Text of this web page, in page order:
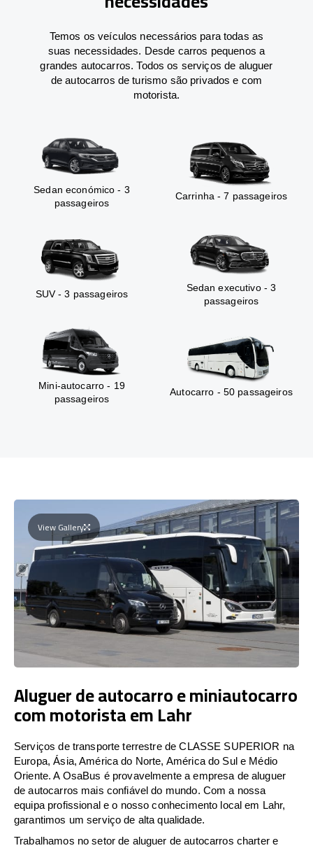
Temos os veículos necessários para todas as
suas necessidades. Desde carros pequenos a
grandes autocarros. Todos os serviços de aluguer
de autocarros de turismo são privados e com
motorista.
Sedan económico - 3
passageiros
Carrinha - 7 passageiros
SUV - 3 passageiros
Sedan executivo - 3
passageiros
Mini-autocarro - 19
passageiros
Autocarro - 50 passageiros
View Gallery
Aluguer de autocarro e miniautocarro
com motorista em Lahr
Serviços de transporte terrestre de CLASSE SUPERIOR na
Europa, Ásia, América do Norte, América do Sul e Médio
Oriente. A OsaBus é provavelmente a empresa de aluguer
de autocarros mais confiável do mundo. Com a nossa
equipa profissional e o nosso conhecimento local em Lahr,
garantimos um serviço de alta qualidade.
Trabalhamos no setor de aluguer de autocarros charter e